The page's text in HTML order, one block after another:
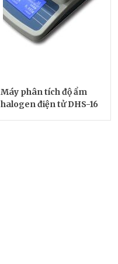
Máy phân tích độ ẩm
halogen điện tử DHS-16